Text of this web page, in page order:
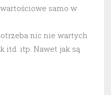
samo w
nic nie wartych
itd. itp. Nawet jak są